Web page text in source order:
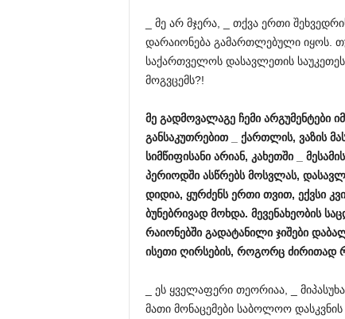
_ მე არ მჯერა, _ თქვა ერთი
დარაიონება გამართლებული იყოს.
საქართველოს დასავლეთის
მოგვცემს?!
მე გადმოვალაგე ჩემი არგუმენტები
განსაკუთრებით _ ქართლის, ვაზის
სიმწიფისანი არიან, კახეთში _
პერიოდში ასწრებს მოსვლას,
დიდია, ყურძენს ერთი თვით, ექვსი
ბუნებრივად მოხდა. მევენახეობის
რაიონებში გადატანილი ჯიშები
ისეთი ღირსების, როგორც ძირითად
_ ეს ყველაფერი თეორიაა, _
მათი მონაცემები საბოლოო